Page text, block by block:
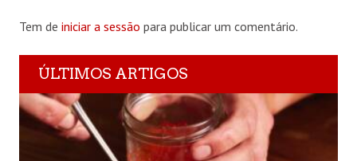
Tem de iniciar a sessão para publicar um comentário.
ÚLTIMOS ARTIGOS